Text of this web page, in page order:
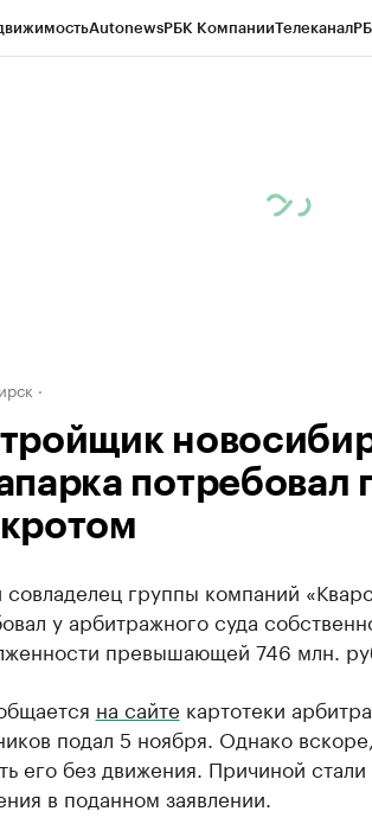
AutonewsРБК КомпанииТелеканал
потребовал
совладелец группы компаний
у арбитражного суда
превышающей 746 млн.
на сайте картотеки
подал 5 ноября. Однако
его без движения. Причиной
в поданном заявлении.